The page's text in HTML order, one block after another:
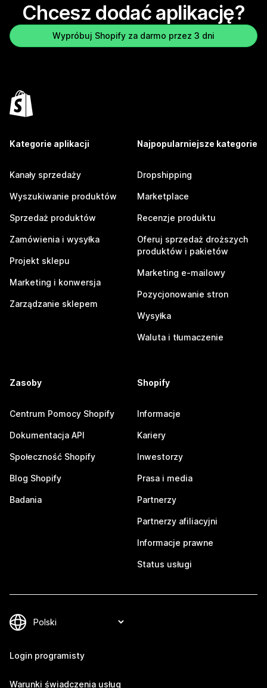
Chcesz dodać aplikację?
Wypróbuj Shopify za darmo przez 3 dni
Kategorie aplikacji
Kanały sprzedaży
Wyszukiwanie produktów
Sprzedaż produktów
Zamówienia i wysyłka
Projekt sklepu
Marketing i konwersja
Zarządzanie sklepem
Najpopularniejsze kategorie
Dropshipping
Marketplace
Recenzje produktu
Oferuj sprzedaż droższych
produktów i pakietów
Marketing e-mailowy
Pozycjonowanie stron
Wysyłka
Waluta i tłumaczenie
Zasoby
Centrum Pomocy Shopify
Dokumentacja API
Społeczność Shopify
Blog Shopify
Badania
Shopify
Informacje
Kariery
Inwestorzy
Prasa i media
Partnerzy
Partnerzy afiliacyjni
Informacje prawne
Status usługi
Login programisty
Warunki świadczenia usług